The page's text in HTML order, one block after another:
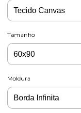
Tamanho
Moldura